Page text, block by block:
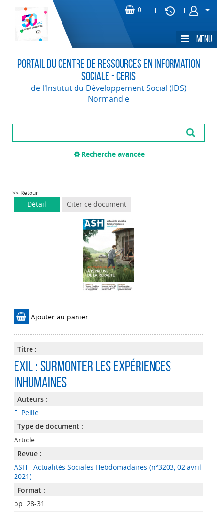
Portail du Centre de Ressources en Information
Sociale - CERIS
de l'Institut du Développement Social (IDS)
Normandie
Recherche avancée
>> Retour
Détail Citer ce document
Ajouter au panier
Titre :
Exil : surmonter les expériences
inhumaines
Auteurs :
F. Peille
Type de document :
Article
Revue :
ASH - Actualités Sociales Hebdomadaires (n°3203, 02 avril
2021)
Format :
pp. 28-31